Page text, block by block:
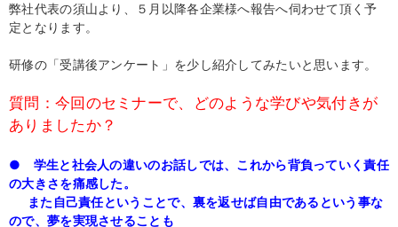
弊社代表の須山より、５月以降各企業様へ報告へ伺わせて頂く予
定となります。
研修の「受講後アンケート」を少し紹介してみたいと思います。
質問：今回のセミナーで、どのような学びや気付きが
ありましたか？
● 学生と社会人の違いのお話しでは、これから背負っていく責任
の大きさを痛感した。
また自己責任ということで、裏を返せば自由であるという事な
ので、夢を実現させることも